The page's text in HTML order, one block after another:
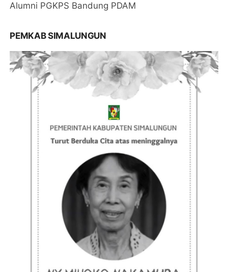
Alumni PGKPS Bandung PDAM
PEMKAB SIMALUNGUN